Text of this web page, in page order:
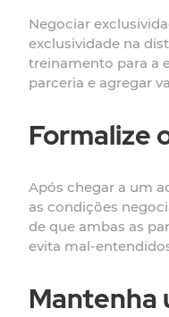
Negociar
exclusividade na
treinamento para a
parceria e agregar
Formalize
Após chegar a um
as condições
de que ambas as
evita mal-
Mantenha